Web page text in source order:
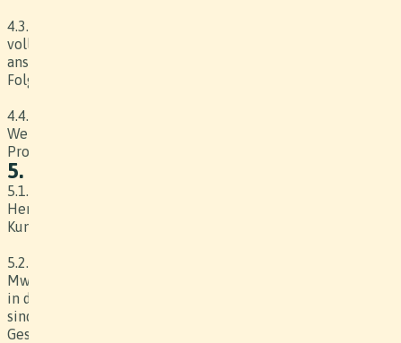
4.3. Bei Produktionen im öffentlichen Bereich ist der Kunde
vollumfänglich verantwortlich für die Durchführung und
anschliessende Einhaltung der Datenschutz-
Folgeabschätzung gemäss DSG Art. 22.
4.4. Das Risiko für das Werk geht mit der Ablieferung des
Werkes auf den Kunden über, auch wenn das Master beim
Produzenten oder einem Dritten gelagert wird.
5. Vergütung
5.1. Der im Vertrag festgelegte Werkpreis umfasst die
Herstellung des Werks sowie die Abgeltung der dem
Kunden vertraglich explizit eingeräumten Nutzungsrechte.
5.2. Der Werkpreis versteht sich als Festpreis (in CHF exkl.
MwSt.). Der Kunde hat keinen Anspruch auf Einsichtnahme
in die Herstellungskosten. Kostenstellen in einer Offerte
sind nur Richtgrössen. Verbindlich ist einzig die
Gesamtsumme (Werkpreis).